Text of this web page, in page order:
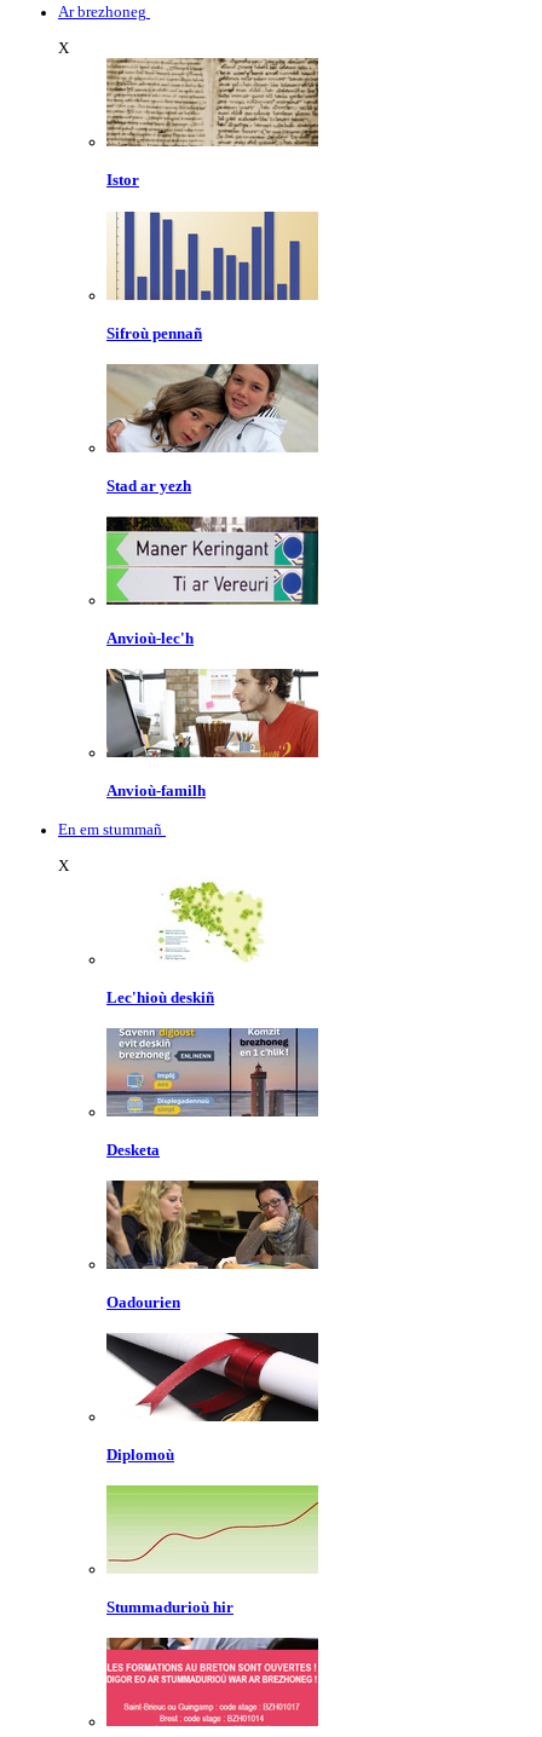
Ar brezhoneg
X
Istor
Sifroù pennañ
Stad ar yezh
Anvioù-lec'h
Anvioù-familh
En em stummañ
X
Lec'hioù deskiñ
Desketa
Oadourien
Diplomoù
Stummadurioù hir